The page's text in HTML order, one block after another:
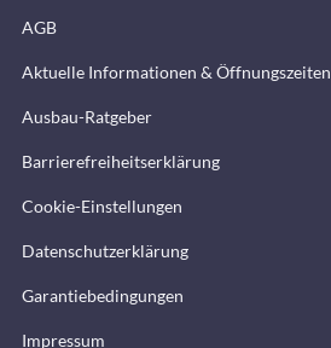
AGB
Aktuelle Informationen & Öffnungszeiten
Ausbau-Ratgeber
Barrierefreiheitserklärung
Cookie-Einstellungen
Datenschutzerklärung
Garantiebedingungen
Impressum